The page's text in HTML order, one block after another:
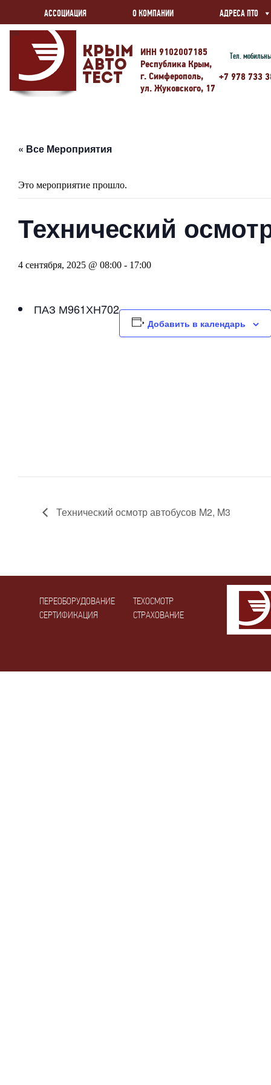
АССОЦИАЦИЯ О КОМПАНИИ АДРЕСА ПТО
Крым
Авто
Тест
ИНН 9102007185
Республика Крым,
г. Симферополь,
ул. Жуковского, 17
Тел.
+7 978 733
« Все Мероприятия
Это мероприятие прошло.
Технический
4 сентября, 2025 @ 08:00 - 17:00
ПАЗ М961ХН702
Добавить в календарь
Технический осмотр автобусов M2, M3
ПЕРЕОБОРУДОВАНИЕ
СЕРТИФИКАЦИЯ
ТЕХОСМОТР
СТРАХОВАНИЕ